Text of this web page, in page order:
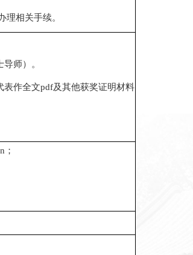
相关手续。
师）。
表作全文pdf及其他获奖证明材料
；